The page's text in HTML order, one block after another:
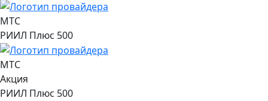
МТС
РИИЛ Плюс 500
МТС
Акция
РИИЛ Плюс 500